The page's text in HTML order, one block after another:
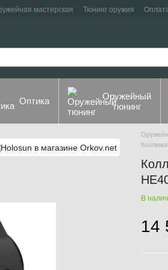
мастерская Тюнинг оружия
Оптика
Оружейный
тюнинг
В
14